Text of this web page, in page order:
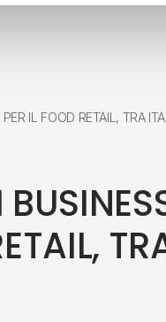
IL FOOD RETAIL, TRA